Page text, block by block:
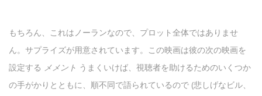
もちろん、これはノーランなので、プロット全体ではありませ
ん。サプライズが用意されています。この映画は彼の次の映画を
設定する メメント うまくいけば、視聴者を助けるためのいくつか
の手がかりとともに、順不同で語られているので (悲しげなビル、